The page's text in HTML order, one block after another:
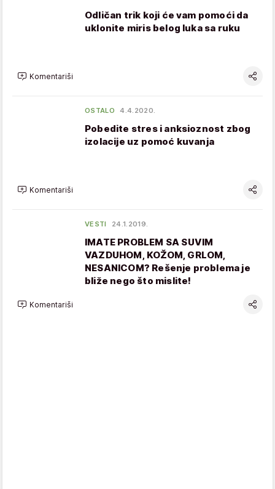
Odličan trik koji će vam pomoći da
uklonite miris belog luka sa ruku
Komentariši
OSTALO 4.4.2020.
Pobedite stres i anksioznost zbog
izolacije uz pomoć kuvanja
Komentariši
VESTI 24.1.2019.
IMATE PROBLEM SA SUVIM
VAZDUHOM, KOŽOM, GRLOM,
NESANICOM? Rešenje problema je
bliže nego što mislite!
Komentariši